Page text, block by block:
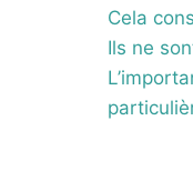
Cela
Ils ne